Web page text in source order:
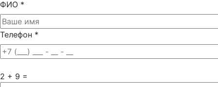
ФИО *
Телефон *
2 + 9 =